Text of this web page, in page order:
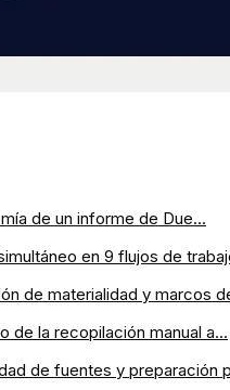
de un informe de Due...
en 9 flujos de
de materialidad y marcos
de la recopilación manual a...
de fuentes y preparación